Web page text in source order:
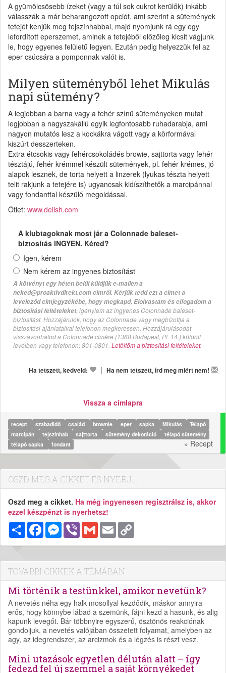
A gyümölcsösebb ízeket (vagy a túl sok cukrot kerülők) inkább
válasszák a már beharangozott opciót, ami szerint a sütemények
tetejét kenjük meg tejszínhabbal, majd nyomjunk rá egy egy
lefordított eperszemet, aminek a tetejéből előzőleg kicsit vágjunk
le, hogy egyenes felületű legyen. Ezután pedig helyezzük fel az
eper csúcsára a pomponnak valót is.
Milyen süteményből lehet Mikulás
napi sütemény?
A legjobban a barna vagy a fehér színű süteményeken mutat
legjobban a nagyszakállú egyik legfontosabb ruhadarabja, ami
nagyon mutatós lesz a kockákra vágott vagy a körformával
kiszúrt desszerteken.
Extra étcsokis vagy fehércsokoládés browie, sajttorta vagy fehér
tésztájú, fehér krémmel készült sütemények, pl. fehér krémes, jó
alapok lesznek, de torta helyett a linzerek (lyukas tészta helyett
telit rakjunk a tetejére is) ugyancsak kidíszíthetők a marcipánnal
vagy fondanttal készülő megoldással.
Ötlet: www.delish.com
A klubtagoknak most jár a Colonnade baleset-
biztosítás INGYEN. Kéred?
Igen, kérem
Nem kérem az ingyenes biztosítást
A kötvényt egy héten belül küldjük e-mailen a
neked@proaktivdirekt.com címről. Kérjük tedd ezt a címet a
leveleződ címjegyzékébe, hogy megkapd. Elolvastam és elfogadom a
biztosítási feltételeket, igénylem az ingyenes Colonnade baleset-
biztosítást. Hozzájárulok, hogy az Colonnade vagy megbízottja a
biztosítási ajánlataival telefonon megkeressen. Hozzájárulásodat
visszavonhatod a Colonnade címére (1388 Budapest, Pf. 14.) küldött
levélben vagy telefonon: 801-0801. Letöltöm a biztosítási feltételeket.
Ha tetszett, kedveld: | Ha nem tetszett, írd meg miért nem!
Vissza a címlapra
recept szabadidő család brownie eper sapka Mikulás
Télapó
marcipán
tejszínhab sajttorta sütemény dekoráció
télapó sütemény
télapó sapka
fondant » Recept
OSZD MEG A CIKKET ÉS NYERJ...
Oszd meg a cikket. Ha még ingyenesen regisztrálsz is, akkor
ezzel készpénzt is nyerhetsz!
MegosztásFacebookMessenger
Viber Gmail Email
TOVÁBBI CIKKEK A TÉMÁBAN
Mi történik a testünkkel, amikor nevetünk?
A nevetés néha egy halk mosollyal kezdődik, máskor annyira
erős, hogy könnybe lábad a szemünk, fájni kezd a hasunk, és alig
kapunk levegőt. Bár többnyire egyszerű, ösztönös reakciónak
gondoljuk, a nevetés valójában összetett folyamat, amelyben az
agy, az idegrendszer, az arcizmok és a légzés is részt vesz.
Mini utazások egyetlen délután alatt – így
fedezd fel új szemmel a saját környékedet